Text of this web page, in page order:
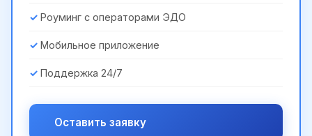
Роуминг с операторами ЭДО
Мобильное приложение
Поддержка 24/7
Оставить заявку